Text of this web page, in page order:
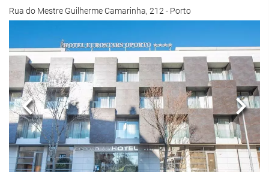
Rua do Mestre Guilherme Camarinha, 212 - Porto
Anterioară